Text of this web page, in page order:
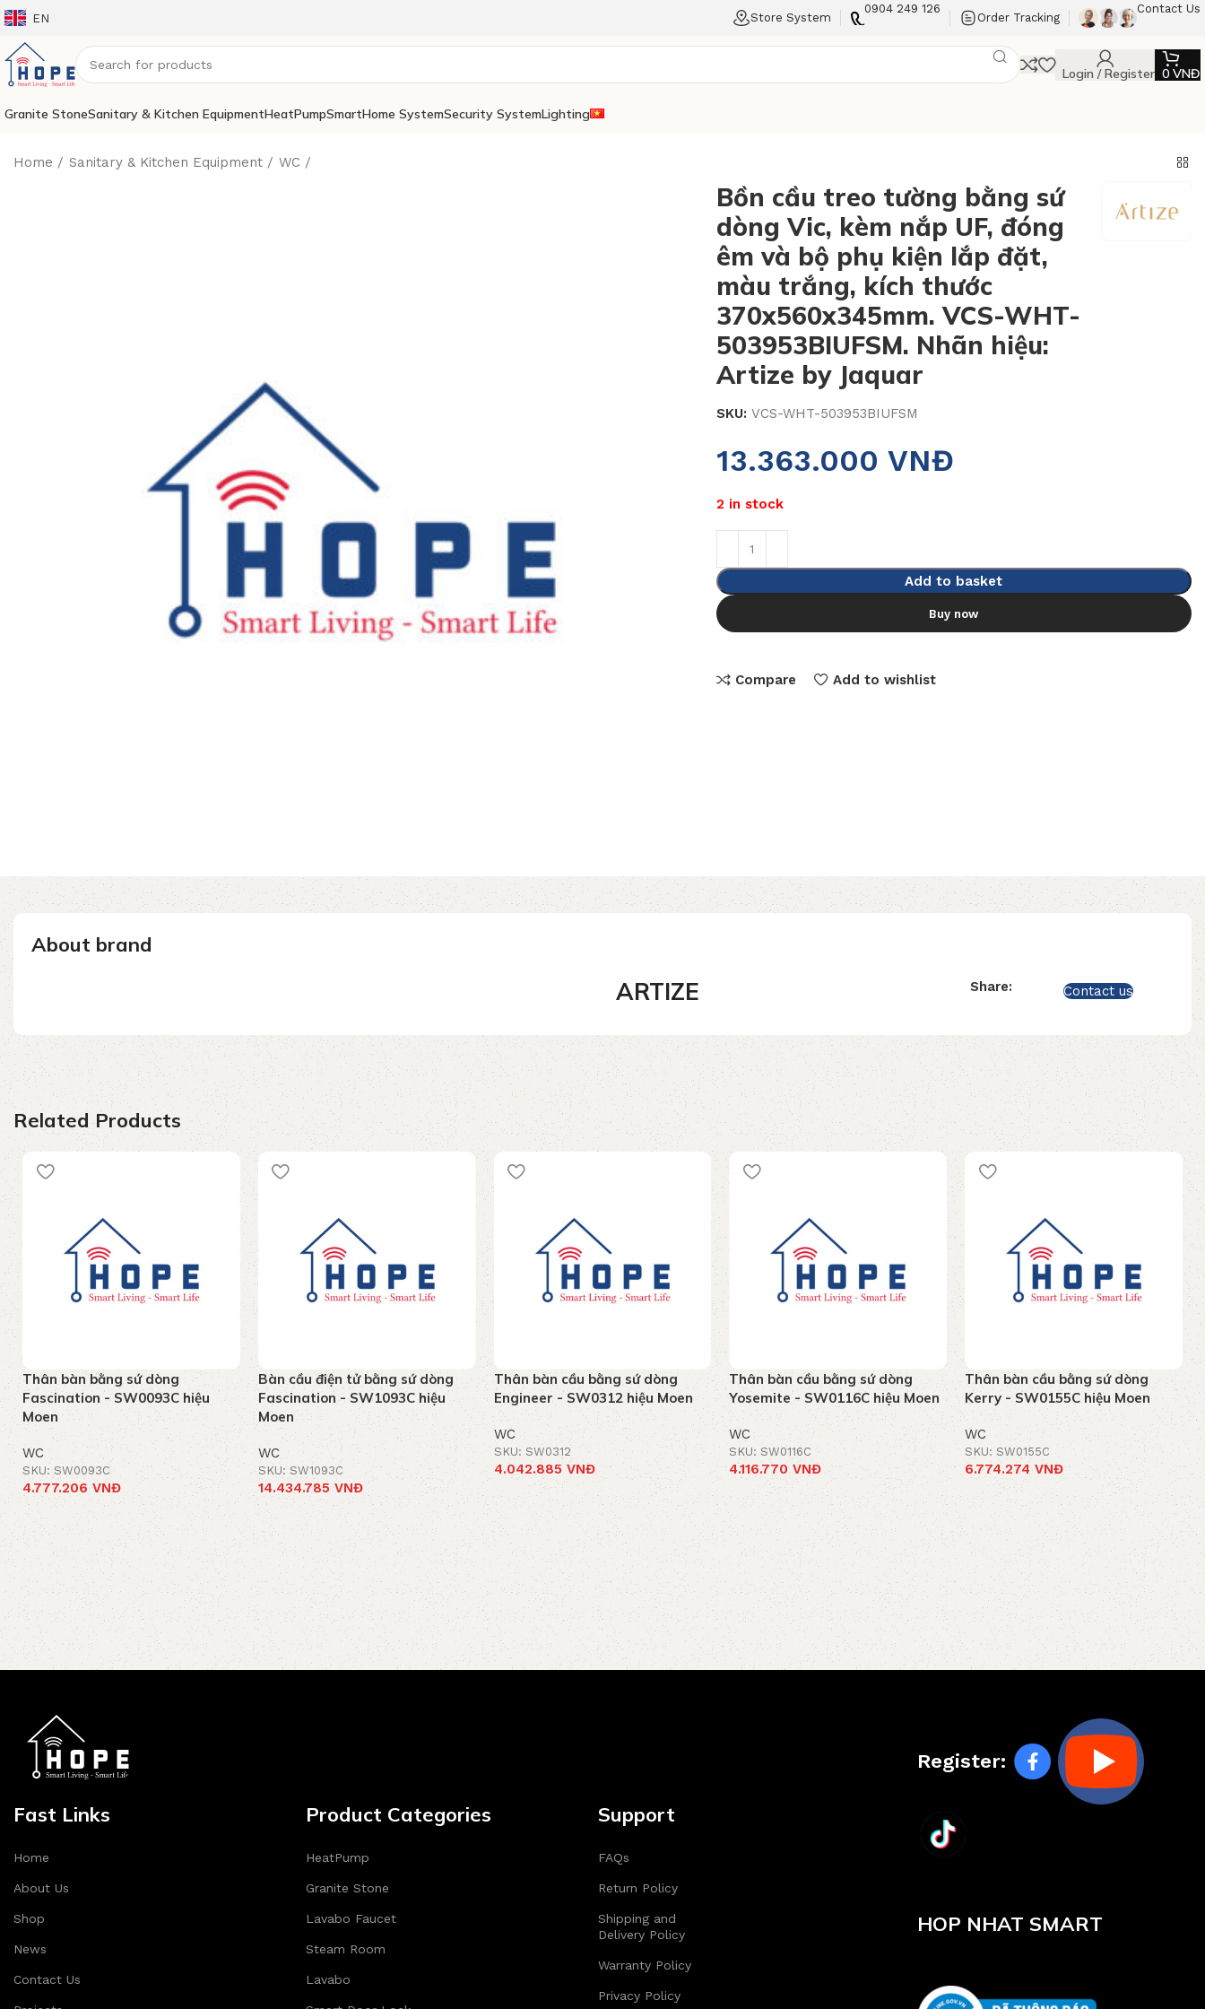
EN Store System
0904 249 126
Order Tracking
Contact Us
Login / Register 0 VNĐ
Granite StoneSanitary & Kitchen EquipmentHeatPumpSmartHome SystemSecurity SystemLighting
Home Sanitary & Kitchen Equipment WC
Bồn cầu treo tường bằng sứ
dòng Vic, kèm nắp UF, đóng
êm và bộ phụ kiện lắp đặt,
màu trắng, kích thước
370x560x345mm. VCS-WHT-
503953BIUFSM. Nhãn hiệu:
Artize by Jaquar
SKU: VCS-WHT-503953BIUFSM
13.363.000 VNĐ
2 in stock
Add to basket
Buy now
Compare Add to wishlist
About brand
ARTIZE Share: Contact us
Related Products
Thân bàn bằng sứ dòng
Fascination - SW0093C hiệu
Moen
WC
SKU: SW0093C
4.777.206VNĐ
Add to cart
Bàn cầu điện tử bằng sứ dòng
Fascination - SW1093C hiệu
Moen
WC
SKU: SW1093C
14.434.785VNĐ
Add to cart
Thân bàn cầu bằng sứ dòng
Engineer - SW0312 hiệu Moen
WC
SKU: SW0312
4.042.885 VNĐ
Add to cart
Thân bàn cầu bằng sứ dòng
Yosemite - SW0116C hiệu Moen
WC
SKU: SW0116C
4.116.770VNĐ
Add to cart
Thân bàn cầu bằng sứ dòng
Kerry - SW0155C hiệu Moen
WC
SKU: SW0155C
6.774.274VNĐ
Add to cart
Fast Links
Home
About Us
Shop
News
Contact Us
Product Categories
HeatPump
Granite Stone
Lavabo Faucet
Steam Room
Lavabo
Support
FAQs
Return Policy
Shipping and
Delivery Policy
Warranty Policy
Privacy Policy
Register:
HOP NHAT SMART